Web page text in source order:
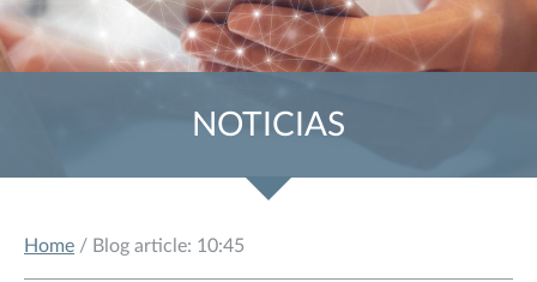
NOTICIAS
Home / Blog article: 10:45